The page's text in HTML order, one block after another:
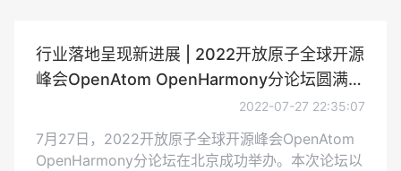
行业落地呈现新进展 | 2022开放原子全球开源
峰会OpenAtom OpenHarmony分论坛圆满召
2022-07-27 22:35:07
7月27日，2022开放原子全球开源峰会OpenAtom
OpenHarmony分论坛在北京成功举办。本次论坛以